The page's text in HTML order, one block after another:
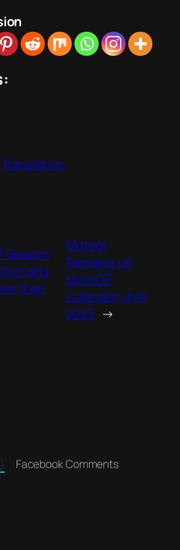
Translation
Season
and
than
Motegi
Remains on
MotoGP
Calendar Until
2023 →
Facebook Comments